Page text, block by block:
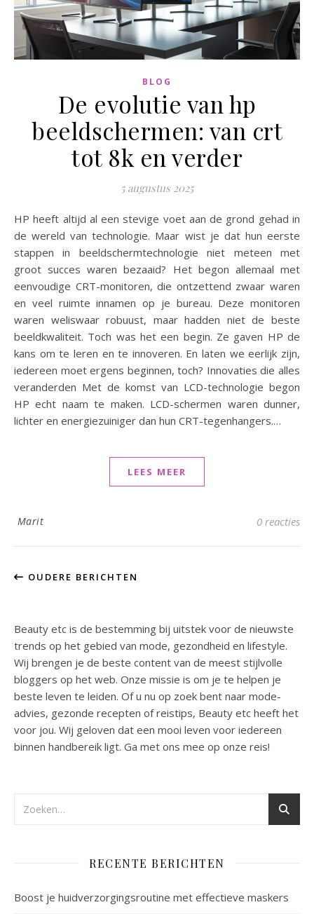
BLOG
De evolutie van hp
beeldschermen: van crt
tot 8k en verder
5 augustus 2025
HP heeft altijd al een stevige voet aan de grond gehad in
de wereld van technologie. Maar wist je dat hun eerste
stappen in beeldschermtechnologie niet meteen met
groot succes waren bezaaid? Het begon allemaal met
eenvoudige CRT-monitoren, die ontzettend zwaar waren
en veel ruimte innamen op je bureau. Deze monitoren
waren weliswaar robuust, maar hadden niet de beste
beeldkwaliteit. Toch was het een begin. Ze gaven HP de
kans om te leren en te innoveren. En laten we eerlijk zijn,
iedereen moet ergens beginnen, toch? Innovaties die alles
veranderden Met de komst van LCD-technologie begon
HP echt naam te maken. LCD-schermen waren dunner,
lichter en energiezuiniger dan hun CRT-tegenhangers.…
LEES MEER
Marit 0 reacties
OUDERE BERICHTEN
Beauty etc is de bestemming bij uitstek voor de nieuwste
trends op het gebied van mode, gezondheid en lifestyle.
Wij brengen je de beste content van de meest stijlvolle
bloggers op het web. Onze missie is om je te helpen je
beste leven te leiden. Of u nu op zoek bent naar mode-
advies, gezonde recepten of reistips, Beauty etc heeft het
voor jou. Wij geloven dat een mooi leven voor iedereen
binnen handbereik ligt. Ga met ons mee op onze reis!
RECENTE BERICHTEN
Boost je huidverzorgingsroutine met effectieve maskers